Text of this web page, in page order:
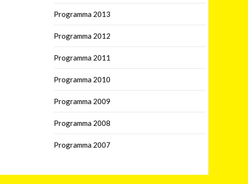
Programma 2013
Programma 2012
Programma 2011
Programma 2010
Programma 2009
Programma 2008
Programma 2007